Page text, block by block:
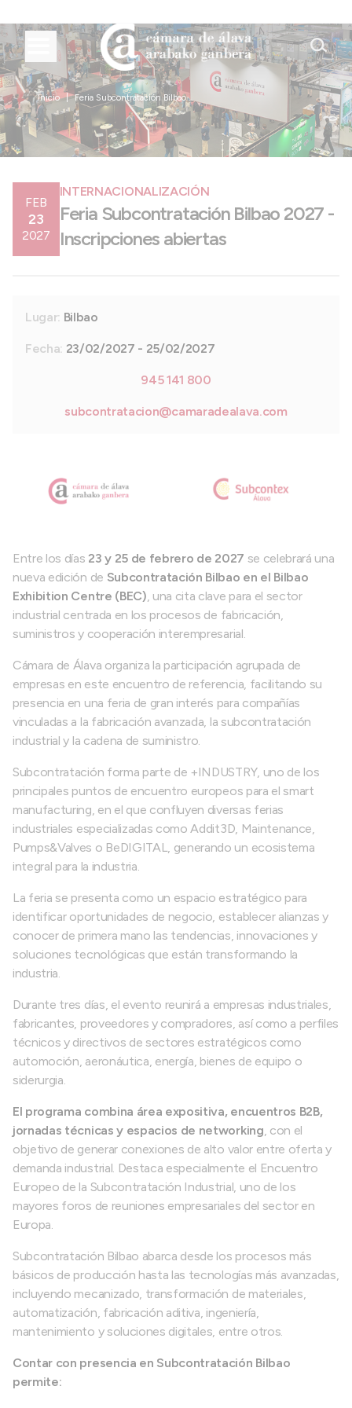
Inicio Feria Subcontratación Bilbao ...
FEB
23
2027
INTERNACIONALIZACIÓN
Feria Subcontratación Bilbao 2027 -
Inscripciones abiertas
Lugar: Bilbao
Fecha: 23/02/2027 - 25/02/2027
945 141 800
subcontratacion@camaradealava.com
Entre los días 23 y 25 de febrero de 2027 se celebrará una
nueva edición de Subcontratación Bilbao en el Bilbao
Exhibition Centre (BEC), una cita clave para el sector
industrial centrada en los procesos de fabricación,
suministros y cooperación interempresarial.
Cámara de Álava organiza la participación agrupada de
empresas en este encuentro de referencia, facilitando su
presencia en una feria de gran interés para compañías
vinculadas a la fabricación avanzada, la subcontratación
industrial y la cadena de suministro.
Subcontratación forma parte de +INDUSTRY, uno de los
principales puntos de encuentro europeos para el smart
manufacturing, en el que confluyen diversas ferias
industriales especializadas como Addit3D, Maintenance,
Pumps&Valves o BeDIGITAL, generando un ecosistema
integral para la industria.
La feria se presenta como un espacio estratégico para
identificar oportunidades de negocio, establecer alianzas y
conocer de primera mano las tendencias, innovaciones y
soluciones tecnológicas que están transformando la
industria.
Durante tres días, el evento reunirá a empresas industriales,
fabricantes, proveedores y compradores, así como a perfiles
técnicos y directivos de sectores estratégicos como
automoción, aeronáutica, energía, bienes de equipo o
siderurgia.
El programa combina área expositiva, encuentros B2B,
jornadas técnicas y espacios de networking, con el
objetivo de generar conexiones de alto valor entre oferta y
demanda industrial. Destaca especialmente el Encuentro
Europeo de la Subcontratación Industrial, uno de los
mayores foros de reuniones empresariales del sector en
Europa.
Subcontratación Bilbao abarca desde los procesos más
básicos de producción hasta las tecnologías más avanzadas,
incluyendo mecanizado, transformación de materiales,
automatización, fabricación aditiva, ingeniería,
mantenimiento y soluciones digitales, entre otros.
Contar con presencia en Subcontratación Bilbao
permite: